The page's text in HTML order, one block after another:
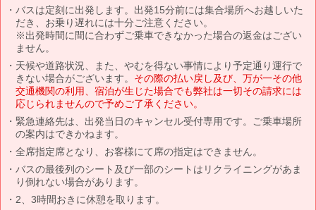
バスは定刻に出発します。出発15分前には集合場所へお越しいた
だき、お乗り遅れには十分ご注意ください。
※出発時間に間に合わずご乗車できなかった場合の返金はござい
ません。
天候や道路状況、また、やむを得ない事情により予定通り運行で
きない場合がございます。 その際の払い戻し及び、万が一その他
交通機関の利用、宿泊が生じた場合でも弊社は一切その請求には
応じられませんので予めご了承ください。
緊急連絡先は、出発当日のキャンセル受付専用です。ご乗車場所
の案内はできかねます。
全席指定席となり、お客様にて席の指定はできません。
バスの最後列のシート及び一部のシートはリクライニングがあま
り倒れない場合があります。
2、3時間おきに休憩を取ります。